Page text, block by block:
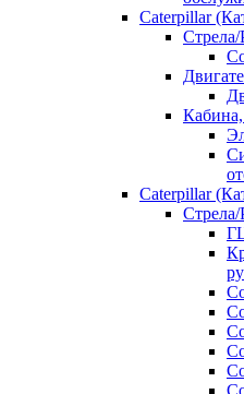
Caterpillar
Стрела/
Caterpillar
Стрела/